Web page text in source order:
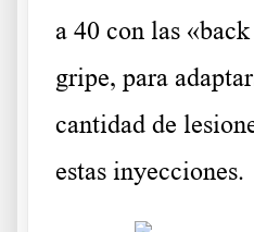
a 40 con las
gripe, para
cantidad de
estas inyecciones.